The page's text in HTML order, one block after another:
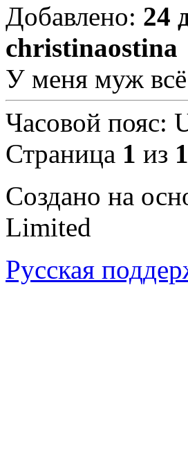
Добавлено: 24
christinaostina
У меня муж всё
Часовой пояс:
Страница 1 из 1
Создано на
Limited
Русская